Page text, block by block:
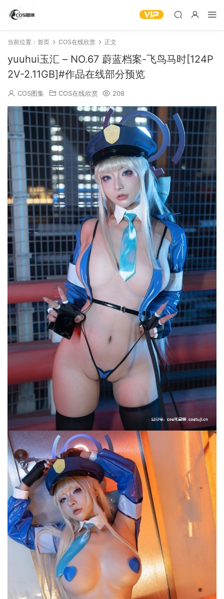
当前位置： 首页 COS在线欣赏 正文
yuuhui玉汇 – NO.67 蔚蓝档案-飞鸟马时[124P
2V-2.11GB]#作品在线部分预览
COS图集 COS在线欣赏 208